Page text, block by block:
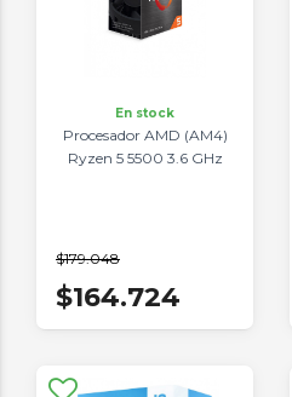
En stock
Procesador AMD (AM4)
Ryzen 5 5500 3.6 GHz
$179.048
$164.724